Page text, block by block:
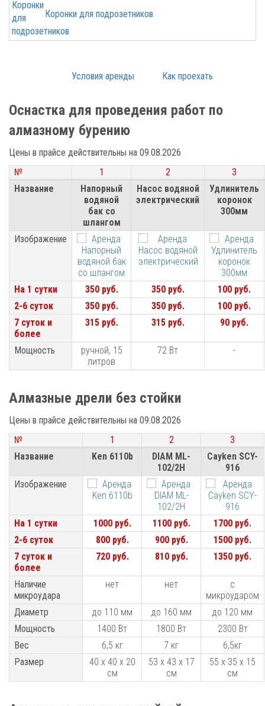
Коронки для подрозетников
Условия аренды Как проехать
Оснастка для проведения работ по
алмазному бурению
Цены в прайсе действительны на 09.08.2026
№
1 2
3
№
1 2 3
Название
Напорный
водяной
бак со
шлангом
Насос водяной
электрический
Удлинитель
коронок
300мм
Изображение
На 1 сутки 350 руб. 350 руб.
100 руб.
2-6 суток
350 руб. 350 руб.
100 руб.
7 суток и
более
315 руб. 315 руб. 90 руб.
Мощность
ручной, 15
литров
72 Вт -
№
Название
Изображение
На 1 сутки
2-6 суток
7 суток и
более
Мощность
Алмазные дрели без стойки
Цены в прайсе действительны на 09.08.2026
№
1 2
3
№
1 2 3
Название Ken 6110b
DIAM ML-
102/2H
Cayken SCY-
916
Изображение
На 1 сутки 1000 руб. 1100 руб.
1700 руб.
2-6 суток
800 руб. 900 руб.
1500 руб.
7 суток и
более
720 руб. 810 руб. 1350 руб.
Наличие
микроудара
нет нет
с
микроударом
Диаметр
до 110 мм до 160 мм
до 120 мм
Мощность
1400 Вт 1800 Вт
2300 Вт
Вес
6,5 кг 7 кг
6,5кг
Размер
40 х 40 х 20
см
53 х 43 х 17
см
55 х 35 х 15
см
№
Название
Изображение
На 1 сутки
2-6 суток
7 суток и
более
Наличие
микроудара
Диаметр
Мощность
Вес
Размер